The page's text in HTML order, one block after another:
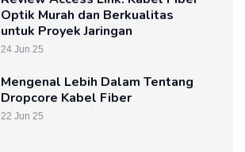
Optik Murah dan Berkualitas
untuk Proyek Jaringan
24 Jun 25
Mengenal Lebih Dalam Tentang
Dropcore Kabel Fiber
22 Jun 25